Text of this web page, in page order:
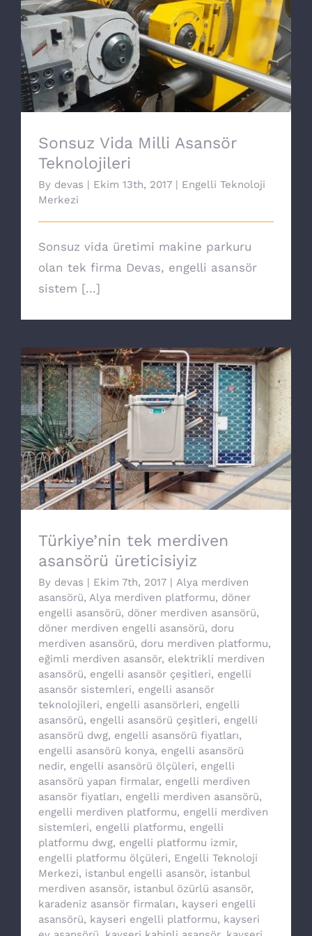
Sonsuz Vida Milli Asansör Teknolojileri
Sonsuz Vida Milli Asansör
Teknolojileri
By devas | Ekim 13th, 2017 | Engelli Teknoloji
Merkezi
Sonsuz vida üretimi makine parkuru
olan tek firma Devas, engelli asansör
sistem [...]
Türkiye’nin tek merdiven asansörü
üreticisiyiz
Türkiye’nin tek merdiven
asansörü üreticisiyiz
By devas | Ekim 7th, 2017 | Alya merdiven
asansörü, Alya merdiven platformu, döner
engelli asansörü, döner merdiven asansörü,
döner merdiven engelli asansörü, doru
merdiven asansörü, doru merdiven platformu,
eğimli merdiven asansör, elektrikli merdiven
asansörü, engelli asansör çeşitleri, engelli
asansör sistemleri, engelli asansör
teknolojileri, engelli asansörleri, engelli
asansörü, engelli asansörü çeşitleri, engelli
asansörü dwg, engelli asansörü fiyatları,
engelli asansörü konya, engelli asansörü
nedir, engelli asansörü ölçüleri, engelli
asansörü yapan firmalar, engelli merdiven
asansör fiyatları, engelli merdiven asansörü,
engelli merdiven platformu, engelli merdiven
sistemleri, engelli platformu, engelli
platformu dwg, engelli platformu izmir,
engelli platformu ölçüleri, Engelli Teknoloji
Merkezi, istanbul engelli asansör, istanbul
merdiven asansör, istanbul özürlü asansör,
karadeniz asansör firmaları, kayseri engelli
asansörü, kayseri engelli platformu, kayseri